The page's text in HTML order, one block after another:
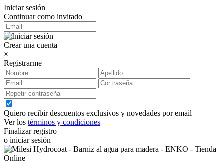
Iniciar sesión
Continuar como invitado
Crear una cuenta
×
Registrarme
Quiero recibir descuentos exclusivos y novedades por email
Ver los términos y condiciones
Finalizar registro
o iniciar sesión